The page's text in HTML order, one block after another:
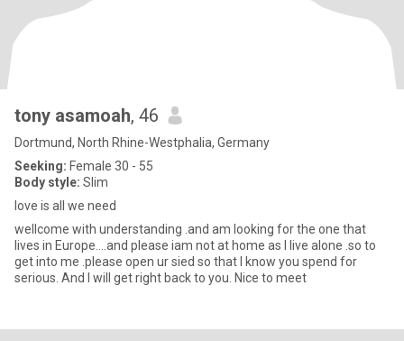
tony asamoah, 46
Dortmund, North Rhine-Westphalia, Germany
Seeking: Female 30 - 55
Body style: Slim
love is all we need
wellcome with understanding .and am looking for the one that
lives in Europe....and please iam not at home as I live alone .so to
get into me .please open ur sied so that I know you spend for
serious. And I will get right back to you. Nice to meet